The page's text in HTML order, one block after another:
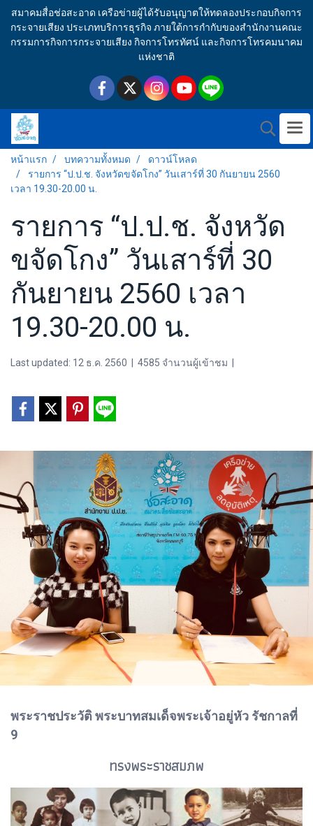
สมาคมสื่อช่อสะอาด เครือข่ายผู้ได้รับอนุญาตให้ทดลองประกอบกิจการ
กระจายเสียง ประเภทบริการธุรกิจ ภายใต้การกำกับของสำนักงานคณะ
กรรมการกิจการกระจายเสียง กิจการโทรทัศน์ และกิจการโทรคมนาคม
แห่งชาติ
หน้าแรก บทความทั้งหมด
ดาวน์โหลด
รายการ “ป.ป.ช. จังหวัดขจัดโกง” วันเสาร์ที่ 30 กันยายน 2560
เวลา 19.30-20.00 น.
รายการ “ป.ป.ช. จังหวัด
ขจัดโกง” วันเสาร์ที่ 30
กันยายน 2560 เวลา
19.30-20.00 น.
Last updated: 12 ธ.ค. 2560 4585 จำนวนผู้เข้าชม
พระราชประวัติ พระบาทสมเด็จพระเจ้าอยู่หัว รัชกาลที่
9
ทรงพระราชสมภพ